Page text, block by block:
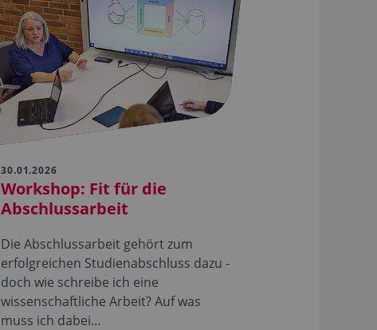
30.01.2026
Workshop: Fit für die
Abschlussarbeit
Die Abschlussarbeit gehört zum
erfolgreichen Studienabschluss dazu -
doch wie schreibe ich eine
wissenschaftliche Arbeit? Auf was
muss ich dabei…